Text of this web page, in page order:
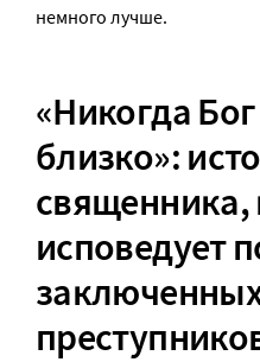
немного лучше.
«Никогда
близко»:
священника,
исповедует